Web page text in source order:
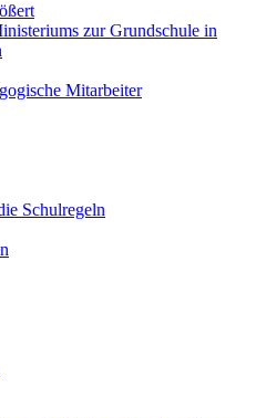
zur Grundschule in
Mitarbeiter
Schulregeln